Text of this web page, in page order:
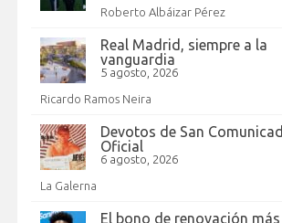
Roberto Albáizar Pérez
Real Madrid, siempre a la
vanguardia
5 agosto, 2026
Ricardo Ramos Neira
Devotos de San
Oficial
6 agosto, 2026
La Galerna
El bono de renovación más